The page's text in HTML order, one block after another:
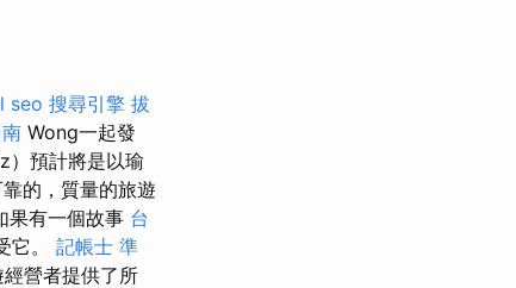
seo 搜尋引擎 拔
Wong一起發
）預計將是以瑜
的，質量的旅遊
果有一個故事 台
它。 記帳士 準
營者提供了所